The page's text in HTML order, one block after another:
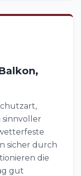
sicher durch
die
gut